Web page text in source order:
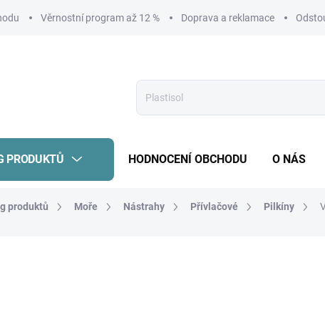
Věrnostní program až 12 % Doprava a reklamace
PRODUKTŮ HODNOCENÍ OBCHODU O NÁS
produktů Moře Nástrahy Přívlačové Pilkíny